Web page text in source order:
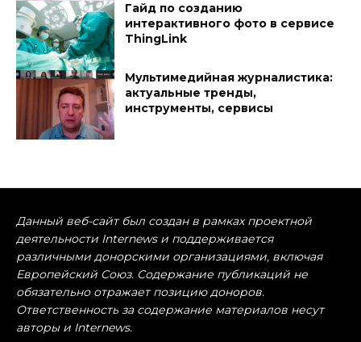
Гайд по созданию
интерактивного фото в сервисе
ThingLink
Мультимедийная журналистика:
актуальные тренды,
инструменты, сервисы
Данный веб-сайт был создан в рамках проектной
деятельности Internews и поддерживается
различными донорскими организациями, включая
Европейский Союз. Содержание публикаций не
обязательно отражает позицию доноров.
Ответственность за содержание материалов несут
авторы и Internews.